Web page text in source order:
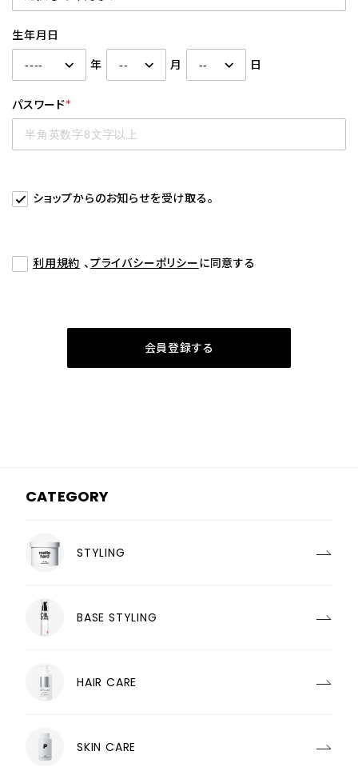
生年月日
年
月 日
パスワード*
ショップからのお知らせを受け取る。
利用規約 、プライバシーポリシーに同意する
CATEGORY
STYLING
BASE STYLING
HAIR CARE
SKIN CARE